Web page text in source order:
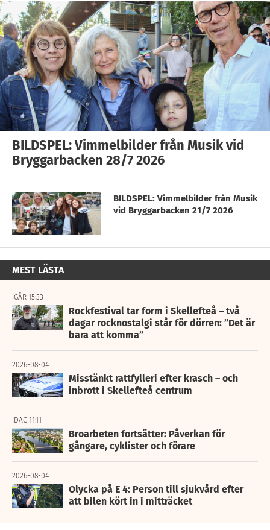
BILDSPEL: Vimmelbilder från Musik vid
Bryggarbacken 28/7 2026
BILDSPEL: Vimmelbilder från Musik
vid Bryggarbacken 21/7 2026
MEST LÄSTA
IGÅR 15:33
Rockfestival tar form i Skellefteå – två
dagar rocknostalgi står för dörren: ”Det är
bara att komma”
2026-08-04
Misstänkt rattfylleri efter krasch – och
inbrott i Skellefteå centrum
IDAG 11:11
Broarbeten fortsätter: Påverkan för
gångare, cyklister och förare
2026-08-04
Olycka på E 4: Person till sjukvård efter
att bilen kört in i mitträcket